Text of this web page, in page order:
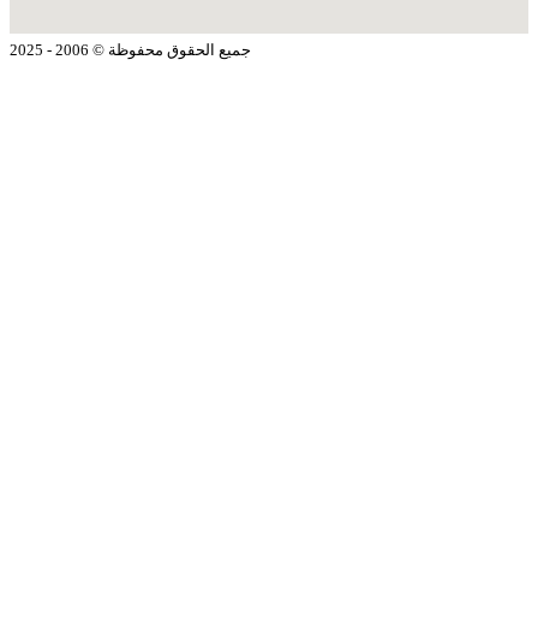
جميع الحقوق محفوظة © 2006 - 2025